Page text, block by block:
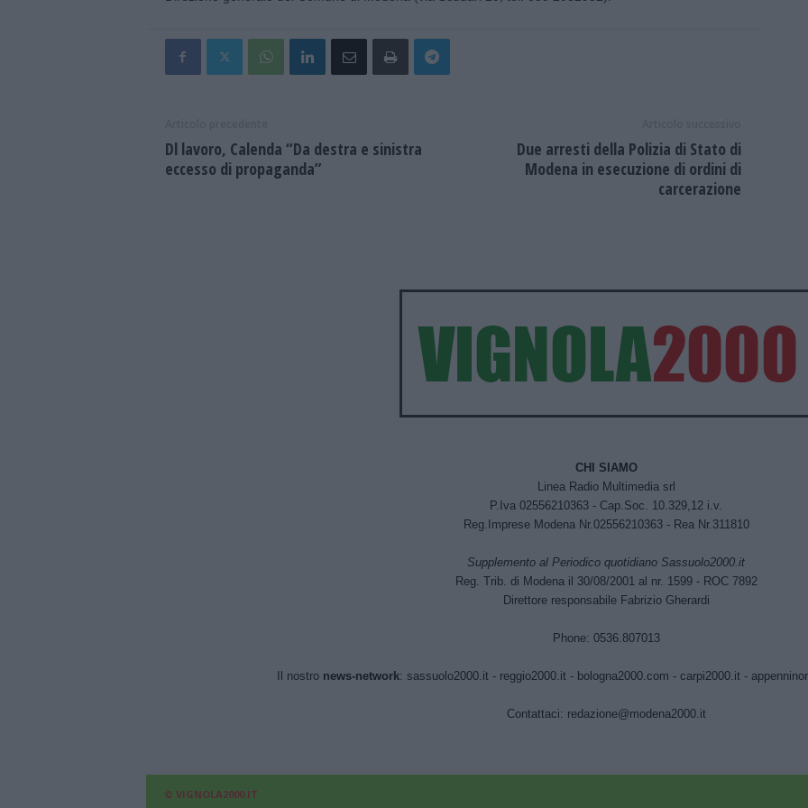
Dl lavoro, Calenda “Da destra e sinistra
eccesso di propaganda”
Due arresti della Polizia di Stato di
Modena in esecuzione di ordini di
carcerazione
CHI SIAMO
Linea Radio Multimedia srl
P.Iva 02556210363 - Cap.Soc. 10.329,12 i.v.
Reg.Imprese Modena Nr.02556210363 - Rea Nr.311810
Supplemento al Periodico quotidiano Sassuolo2000.it
Reg. Trib. di Modena il 30/08/2001 al nr. 1599 - ROC 7892
Direttore responsabile Fabrizio Gherardi
Phone: 0536.807013
Il nostro news-network: sassuolo2000.it- reggio2000.it - bologna2000.com - carpi2000.it-
Contattaci: redazione@modena2000.it
© VIGNOLA2000.IT